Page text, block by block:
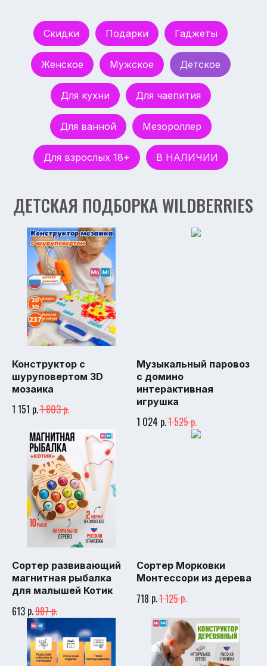
Скидки Подарки Гаджеты
Женское Мужское Детское
Для кухни Для чаепития
Для ванной Мезороллер
Для взрослых 18+ В НАЛИЧИИ
ДЕТСКАЯ ПОДБОРКА WILDBERRIES
Конструктор с
шуруповертом 3D
мозаика
1 151 р.1 803р.
Музыкальный паровоз
с домино
интерактивная
игрушка
1 024 р.1 525р.
Сортер развивающий
магнитная рыбалка
для малышей Котик
613 р.987р.
Сортер Морковки
Монтессори из дерева
718 р.1 125р.